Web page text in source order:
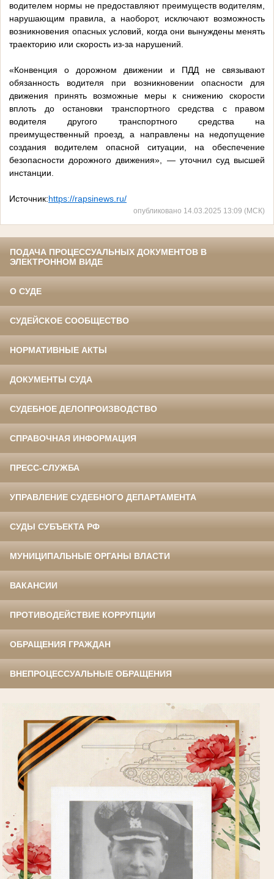
водителем нормы не предоставляют преимуществ водителям,
нарушающим правила, а наоборот, исключают возможность
возникновения опасных условий, когда они вынуждены менять
траекторию или скорость из-за нарушений.
«Конвенция о дорожном движении и ПДД не связывают
обязанность водителя при возникновении опасности для
движения принять возможные меры к снижению скорости
вплоть до остановки транспортного средства с правом
водителя другого транспортного средства на
преимущественный проезд, а направлены на недопущение
создания водителем опасной ситуации, на обеспечение
безопасности дорожного движения», — уточнил суд высшей
инстанции.
Источник:https://rapsinews.ru/
опубликовано 14.03.2025 13:09 (МСК)
ПОДАЧА ПРОЦЕССУАЛЬНЫХ ДОКУМЕНТОВ В
ЭЛЕКТРОННОМ ВИДЕ
О СУДЕ
СУДЕЙСКОЕ СООБЩЕСТВО
НОРМАТИВНЫЕ АКТЫ
ДОКУМЕНТЫ СУДА
СУДЕБНОЕ ДЕЛОПРОИЗВОДСТВО
СПРАВОЧНАЯ ИНФОРМАЦИЯ
ПРЕСС-СЛУЖБА
УПРАВЛЕНИЕ СУДЕБНОГО ДЕПАРТАМЕНТА
СУДЫ СУБЪЕКТА РФ
МУНИЦИПАЛЬНЫЕ ОРГАНЫ ВЛАСТИ
ВАКАНСИИ
ПРОТИВОДЕЙСТВИЕ КОРРУПЦИИ
ОБРАЩЕНИЯ ГРАЖДАН
ВНЕПРОЦЕССУАЛЬНЫЕ ОБРАЩЕНИЯ